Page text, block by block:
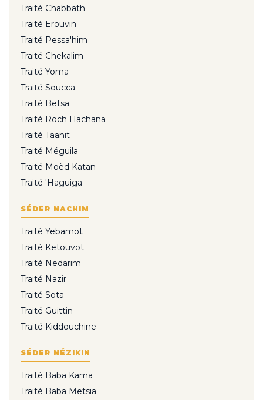
Traité Chabbath
Traité Erouvin
Traité Pessa'him
Traité Chekalim
Traité Yoma
Traité Soucca
Traité Betsa
Traité Roch Hachana
Traité Taanit
Traité Méguila
Traité Moèd Katan
Traité 'Haguiga
SÉDER NACHIM
Traité Yebamot
Traité Ketouvot
Traité Nedarim
Traité Nazir
Traité Sota
Traité Guittin
Traité Kiddouchine
SÉDER NÉZIKIN
Traité Baba Kama
Traité Baba Metsia